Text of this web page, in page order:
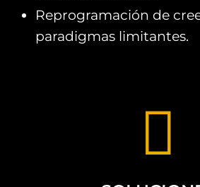
Reprogramación de
paradigmas limitantes.